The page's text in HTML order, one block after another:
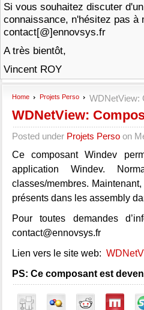
Si vous souhaitez discuter
connaissance, n'hésitez pas à
contact[@]ennovsys.fr
A très bientôt,
Vincent ROY
Home Projets Perso WDNetView:
WDNetView:
Posted under Projets Perso on
Ce composant Windev
application Windev.
classes/membres.
présents dans les assembly
Pour toutes demandes
contact@ennovsys.fr
Lien vers le site web:
PS: Ce composant est